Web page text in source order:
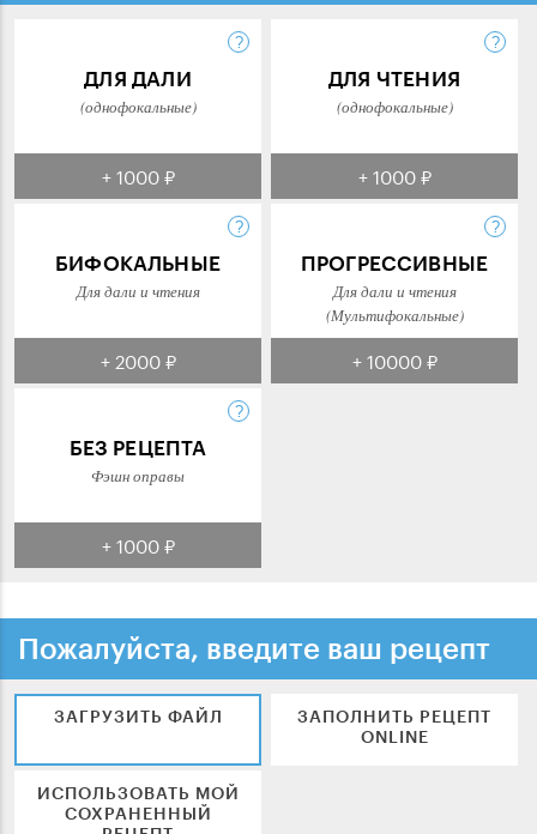
ДЛЯ ДАЛИ
(однофокальные)
+ 1000 ₽
ДЛЯ ЧТЕНИЯ
(однофокальные)
+ 1000 ₽
БИФОКАЛЬНЫЕ
Для дали и чтения
+ 2000 ₽
ПРОГРЕССИВНЫЕ
Для дали и чтения
(Мультифокальные)
+ 10000 ₽
БЕЗ РЕЦЕПТА
Фэшн оправы
+ 1000 ₽
Пожалуйста, введите ваш рецепт
ЗАГРУЗИТЬ ФАЙЛ
ЗАПОЛНИТЬ РЕЦЕПТ
ONLINE
ИСПОЛЬЗОВАТЬ МОЙ
СОХРАНЕННЫЙ